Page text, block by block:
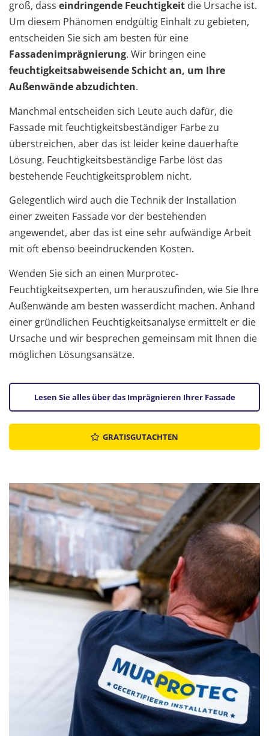
groß, dass eindringende Feuchtigkeit die Ursache ist.
Um diesem Phänomen endgültig Einhalt zu gebieten,
entscheiden Sie sich am besten für eine
Fassadenimprägnierung. Wir bringen eine
feuchtigkeitsabweisende Schicht an, um Ihre
Außenwände abzudichten.
Manchmal entscheiden sich Leute auch dafür, die
Fassade mit feuchtigkeitsbeständiger Farbe zu
überstreichen, aber das ist leider keine dauerhafte
Lösung. Feuchtigkeitsbeständige Farbe löst das
bestehende Feuchtigkeitsproblem nicht.
Gelegentlich wird auch die Technik der Installation
einer zweiten Fassade vor der bestehenden
angewendet, aber das ist eine sehr aufwändige Arbeit
mit oft ebenso beeindruckenden Kosten.
Wenden Sie sich an einen Murprotec-
Feuchtigkeitsexperten, um herauszufinden, wie Sie Ihre
Außenwände am besten wasserdicht machen. Anhand
einer gründlichen Feuchtigkeitsanalyse ermittelt er die
Ursache und wir besprechen gemeinsam mit Ihnen die
möglichen Lösungsansätze.
Lesen Sie alles über das Imprägnieren Ihrer Fassade
GRATISGUTACHTEN